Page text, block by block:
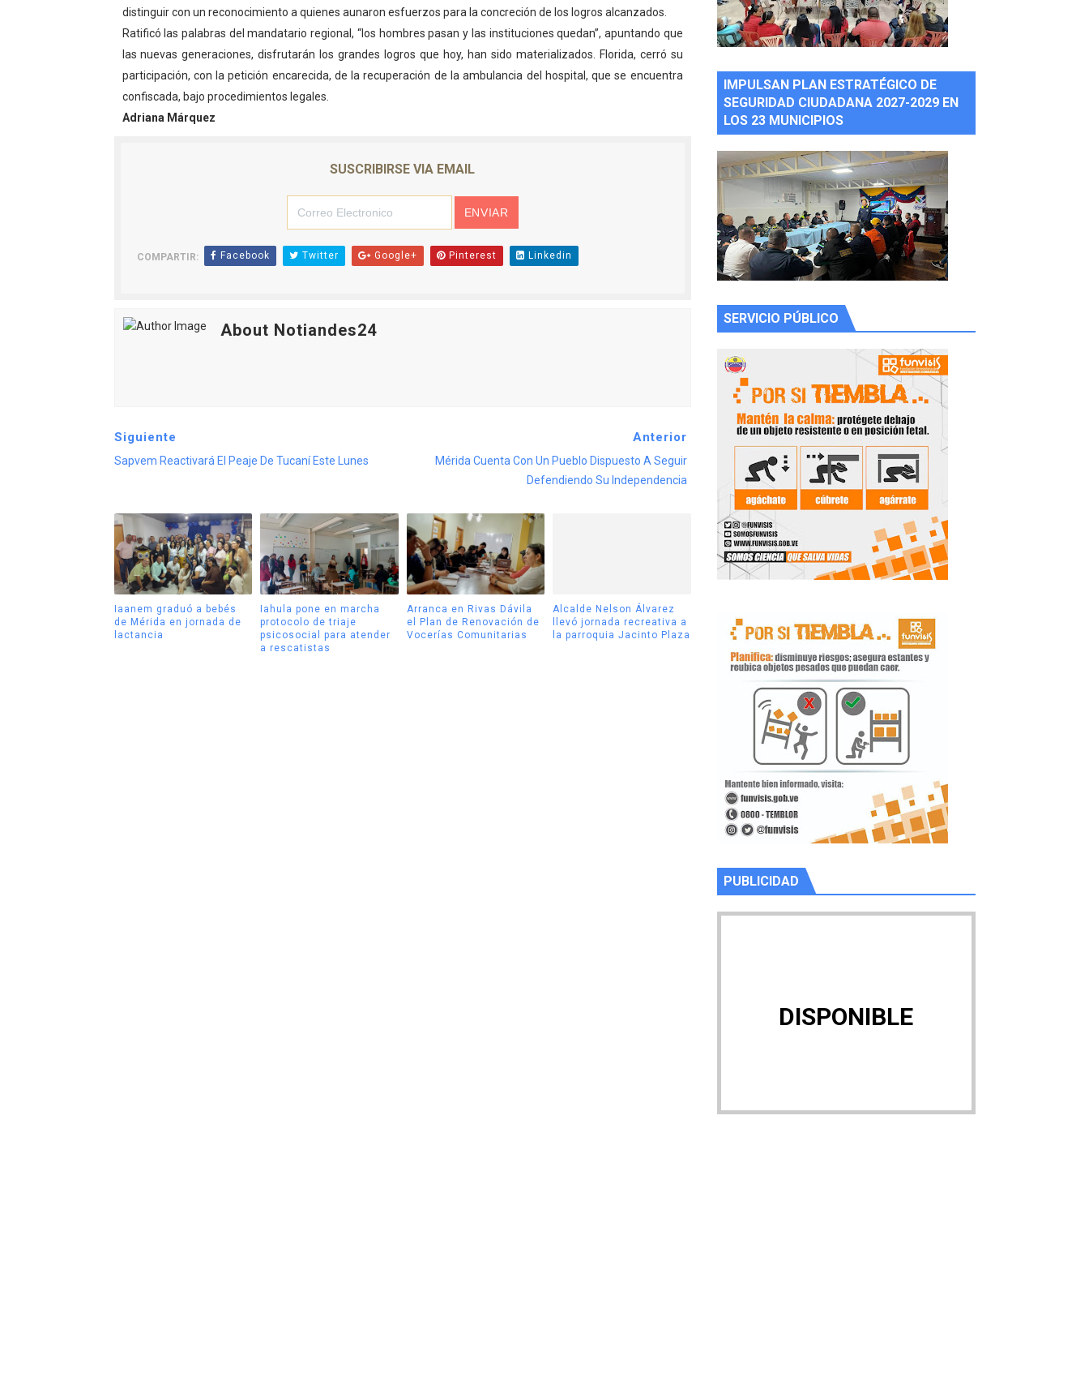
distinguir con un reconocimiento a quienes aunaron esfuerzos para la concreción de los logros alcanzados.
Ratificó las palabras del mandatario regional, “los hombres pasan y las instituciones quedan”, apuntando que
las nuevas generaciones, disfrutarán los grandes logros que hoy, han sido materializados. Florida, cerró su
participación, con la petición encarecida, de la recuperación de la ambulancia del hospital, que se encuentra
confiscada, bajo procedimientos legales.
Adriana Márquez
SUSCRIBIRSE VIA EMAIL
COMPARTIR: Facebook Twitter Google+ Pinterest Linkedin
About Notiandes24
Siguiente
Sapvem Reactivará El Peaje De Tucaní Este Lunes
Anterior
Mérida Cuenta Con Un Pueblo Dispuesto A Seguir
Defendiendo Su Independencia
Iaanem graduó a bebés
de Mérida en jornada de
lactancia
Iahula pone en marcha
protocolo de triaje
psicosocial para atender
a rescatistas
Arranca en Rivas Dávila
el Plan de Renovación de
Vocerías Comunitarias
Alcalde Nelson Álvarez
llevó jornada recreativa a
la parroquia Jacinto Plaza
IMPULSAN PLAN ESTRATÉGICO DE
SEGURIDAD CIUDADANA 2027-2029 EN
LOS 23 MUNICIPIOS
SERVICIO PÚBLICO
PUBLICIDAD
DISPONIBLE